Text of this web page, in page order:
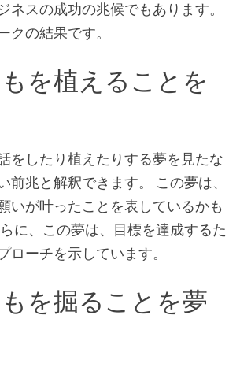
ネスの成功の兆候でもあります。
クの結果です。
を植えることを
をしたり植えたりする夢を見たな
前兆と解釈できます。 この夢は、
いが叶ったことを表しているかも
に、この夢は、目標を達成するた
ローチを示しています。
を掘ることを夢